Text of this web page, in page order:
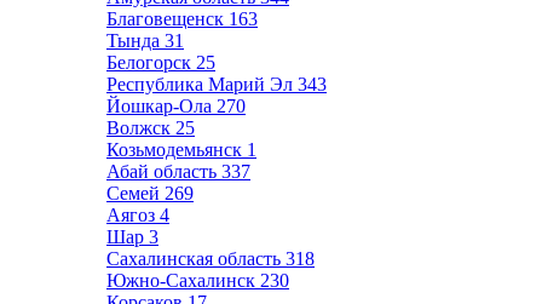
Благовещенск 163
Тында 31
Белогорск 25
Республика Марий Эл 343
Йошкар-Ола 270
Волжск 25
Козьмодемьянск 1
Абай область 337
Семей 269
Аягоз 4
Шар 3
Сахалинская область 318
Южно-Сахалинск 230